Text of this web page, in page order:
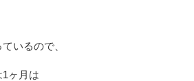
いるので、
ヶ月は